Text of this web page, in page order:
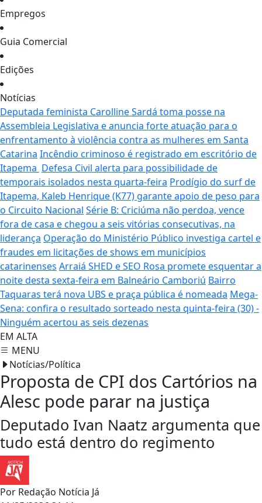
Empregos
Guia Comercial
Edições
Notícias
Deputada feminista Carolline Sardá toma posse na
Assembleia Legislativa e anuncia forte atuação para o
enfrentamento à violência contra as mulheres em Santa
Catarina Incêndio criminoso é registrado em escritório de
Itapema Defesa Civil alerta para possibilidade de
temporais isolados nesta quarta-feira Prodígio do surf de
Itapema, Kaleb Henrique (K77) garante apoio de peso para
o Circuito Nacional Série B: Criciúma não perdoa, vence
fora de casa e chegou a seis vitórias consecutivas, na
liderança Operação do Ministério Público investiga cartel e
fraudes em licitações de shows em municípios
catarinenses Arraiá SHED e SEO Rosa promete esquentar a
noite desta sexta-feira em Balneário Camboriú Bairro
Taquaras terá nova UBS e praça pública é nomeada Mega-
Sena: confira o resultado sorteado nesta quinta-feira (30) -
Ninguém acertou as seis dezenas
EM ALTA
MENU
Notícias/Política
Proposta de CPI dos Cartórios na
Alesc pode parar na justiça
Deputado Ivan Naatz argumenta que
tudo está dentro do regimento
Por Redação Notícia Já